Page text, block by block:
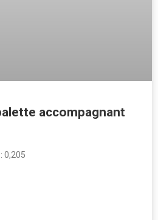
accompagnant
0,205